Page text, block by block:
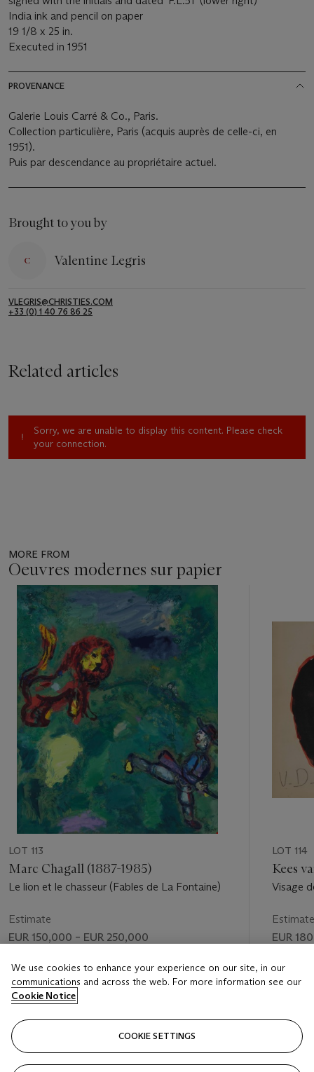
India ink and pencil on paper
19 1/8 x 25 in.
Executed in 1951
PROVENANCE
Galerie Louis Carré & Co., Paris.
Collection particulière, Paris (acquis auprès de celle-ci, en
1951).
Puis par descendance au propriétaire actuel.
Brought to you by
Valentine Legris
VLEGRIS@CHRISTIES.COM
+33 (0) 1 40 76 86 25
Related articles
Sorry, we are unable to display this content. Please check
your connection.
MORE FROM
Oeuvres modernes sur papier
Item
11
LOT 113
Marc Chagall (1887-1985)
Le lion et le chasseur (Fables de La Fontaine)
Estimate
EUR 150,000 – EUR 250,000
Price realised
EUR 506,500
LOT 114
Kees
Visage
Estimate
EUR
Price
EUR
We use cookies to enhance your experience on our site, in our
communications and across the web. For more information see our
Cookie Notice
COOKIE SETTINGS